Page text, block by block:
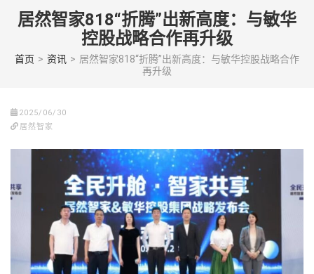
(Press
居然智家818“折腾”出新高度：与敏华
控股战略合作再升级
首页 > 资讯 > 居然智家818“折腾”出新高度：与敏华控股战略合作
再升级
2025/06/30
居然智家